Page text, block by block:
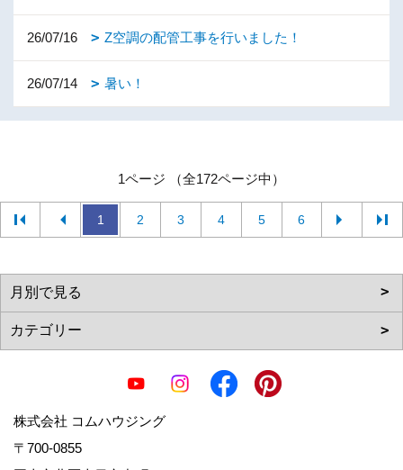
26/07/16 Z空調の配管工事を行いました！
26/07/14 暑い！
1ページ （全172ページ中）
1 2 3 4 5 6
株式会社 コムハウジング
〒700-0855